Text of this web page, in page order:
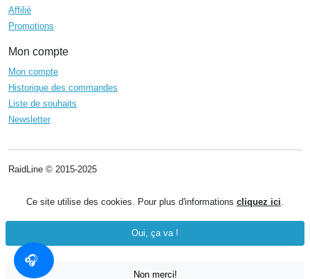
Affilié
Promotions
Mon compte
Mon compte
Historique des commandes
Liste de souhaits
Newsletter
RaidLine © 2015-2025
Ce site utilise des cookies. Pour plus d'informations cliquez ici
Oui, ça va !
Non merci!